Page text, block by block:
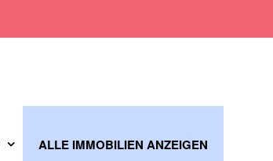
ALLE IMMOBILIEN ANZEIGEN